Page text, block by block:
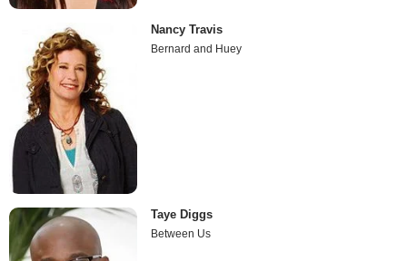
Nancy Travis
Bernard and Huey
Taye Diggs
Between Us